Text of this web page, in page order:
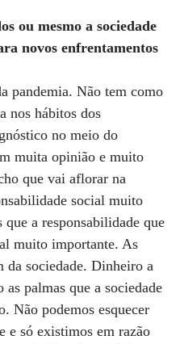
ou mesmo a sociedade
novos enfrentamentos
pandemia. Não tem como
nos hábitos dos
no meio do
muita opinião e muito
que vai aflorar na
social muito
a responsabilidade que
muito importante. As
da sociedade. Dinheiro a
palmas que a sociedade
Não podemos esquecer
e só existimos em razão